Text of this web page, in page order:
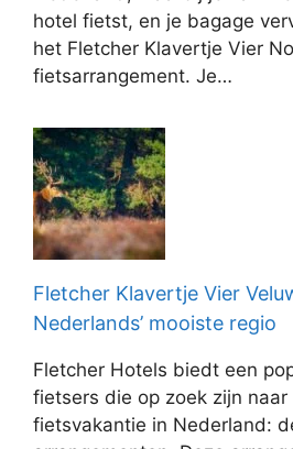
hotel fietst, en je bagage
het Fletcher Klavertje Vier
fietsarrangement. Je…
Fletcher Klavertje Vier
Nederlands’ mooiste regio
Fletcher Hotels biedt een
fietsers die op zoek zijn
fietsvakantie in Nederland: